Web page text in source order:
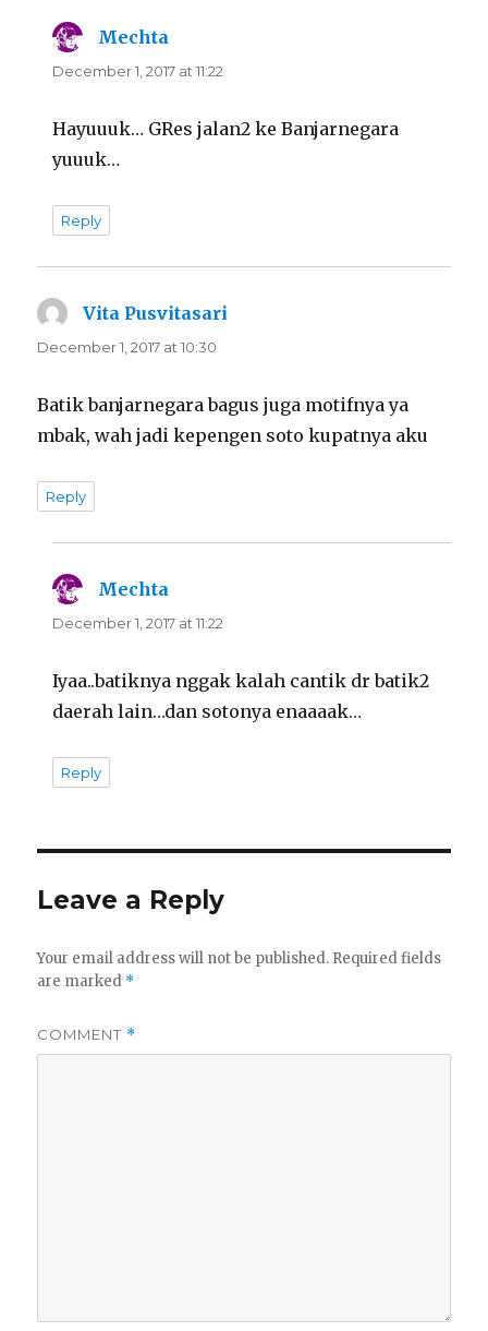
Mechta
December 1, 2017 at 11:22
Hayuuuk… GRes jalan2 ke Banjarnegara
yuuuk…
Reply
Vita Pusvitasari
December 1, 2017 at 10:30
Batik banjarnegara bagus juga motifnya ya
mbak, wah jadi kepengen soto kupatnya aku
Reply
Mechta
December 1, 2017 at 11:22
Iyaa..batiknya nggak kalah cantik dr batik2
daerah lain…dan sotonya enaaaak…
Reply
Leave a Reply
Your email address will not be published. Required fields
are marked *
COMMENT *